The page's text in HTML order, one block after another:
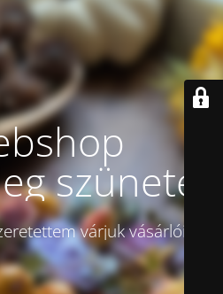
szünetel!
várjuk vásárlóinkat.